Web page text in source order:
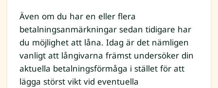
Även om du har en eller flera
betalningsanmärkningar sedan tidigare har
du möjlighet att låna. Idag är det nämligen
vanligt att långivarna främst undersöker din
aktuella betalningsförmåga i stället för att
lägga störst vikt vid eventuella